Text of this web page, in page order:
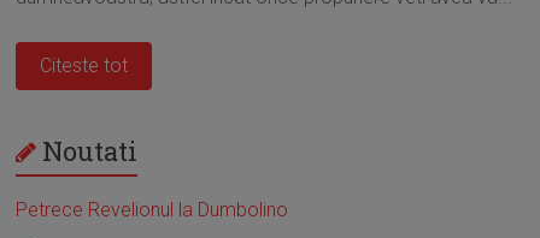
Citeste tot
Noutati
Petrece Revelionul la Dumbolino